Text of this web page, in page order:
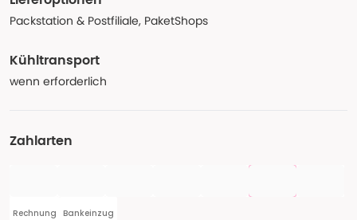
Packstation & Postfiliale, PaketShops
Kühltransport
wenn erforderlich
Zahlarten
Rechnung Bankeinzug